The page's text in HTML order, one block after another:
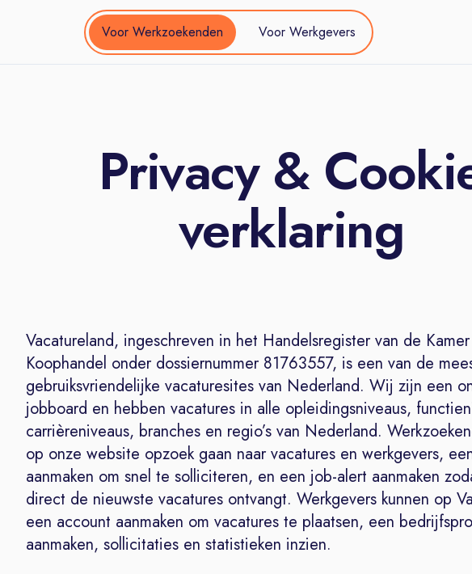
Voor Werkzoekenden Voor Werkgevers
Privacy &
verklaring
Vacatureland, ingeschreven in het Handelsregister van de
Koophandel onder dossiernummer 81763557, is een van de
gebruiksvriendelijke vacaturesites van Nederland. Wij zijn een
jobboard en hebben vacatures in alle opleidingsniveaus,
carrièreniveaus, branches en regio’s van Nederland.
op onze website opzoek gaan naar vacatures en werkgevers,
aanmaken om snel te solliciteren, en een job-alert aanmaken
direct de nieuwste vacatures ontvangt. Werkgevers kunnen op
een account aanmaken om vacatures te plaatsen, een
aanmaken, sollicitaties en statistieken inzien.